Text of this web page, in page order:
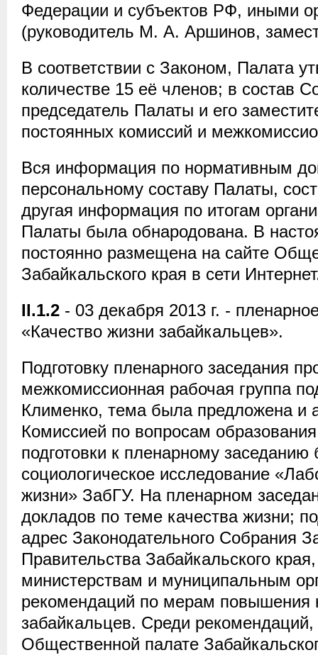
Федерации и субъектов РФ, иными
(руководитель М. А. Аршинов,
В соответствии с Законом, Палата
количестве 15 её членов; в состав
председатель Палаты и его
постоянных комиссий и
Вся информация по нормативным
персональному составу Палаты,
другая информация по итогам
Палаты была обнародована. В
постоянно размещена на сайте
Забайкальского края в сети
II.1.2 - 03 декабря 2013 г. -
«Качество жизни забайкальцев».
Подготовку пленарного заседания
межкомиссионная рабочая группа
Клименко, тема была предложена и
Комиссией по вопросам
подготовки к пленарному
социологическое исследование
жизни» ЗабГУ. На пленарном
докладов по теме качества жизни;
адрес Законодательного Собрания
Правительства Забайкальского
министерствам и муниципальным
рекомендаций по мерам повышения
забайкальцев. Среди
Общественной палате